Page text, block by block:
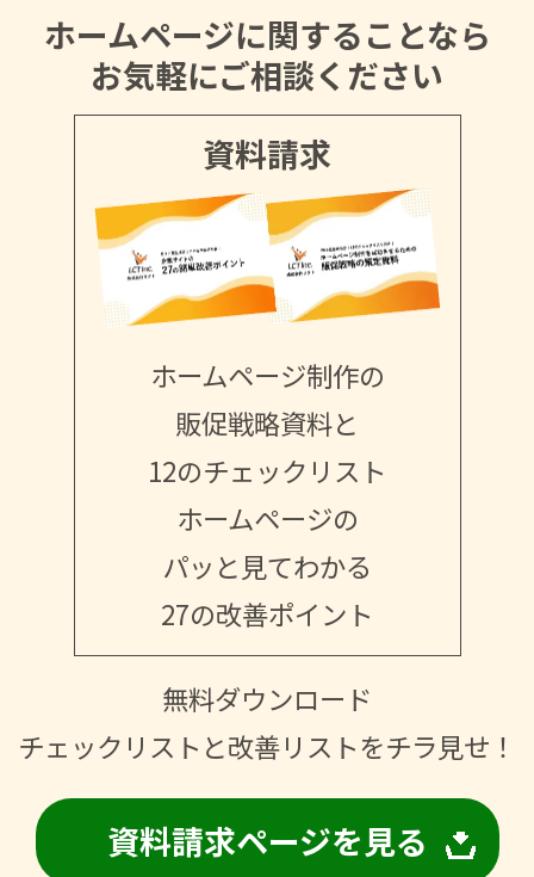
ホームページに関することなら
お気軽にご相談ください
資料請求
ホームページ制作の
販促戦略資料と
12のチェックリスト
ホームページの
パッと見てわかる
27の改善ポイント
無料ダウンロード
チェックリストと改善リストをチラ見せ！
資料請求ページを見る